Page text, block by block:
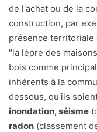
de l'achat ou de la
construction, par
présence territoriale
"la lèpre des
bois comme
inhérents à la
dessous, qu'ils
inondation, séisme
radon (classement